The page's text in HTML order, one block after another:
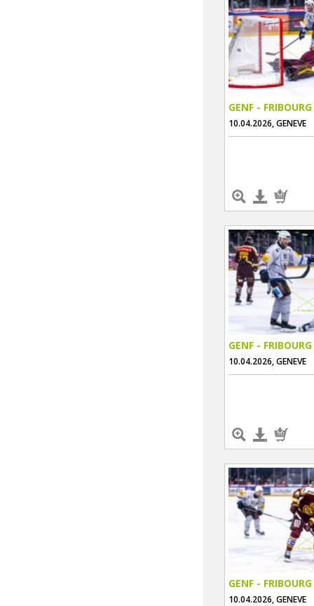
GENF - FRIBOURG
10.04.2026, GENEVE
GENF - FRIBOURG
10.04.2026, GENEVE
GENF - FRIBOURG
10.04.2026, GENEVE